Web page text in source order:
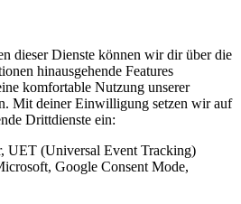
dieser Dienste können wir dir über die
hinausgehende Features
komfortable Nutzung unserer
Mit deiner Einwilligung setzen wir auf
Drittdienste ein:
UET (Universal Event Tracking)
Google Consent Mode,